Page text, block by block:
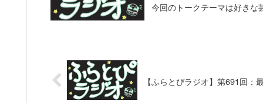
今回のトークテーマは好きな
【ふらとぴラジオ】第691回